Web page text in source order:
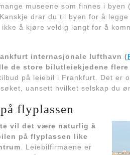
museene som finnes i
drar du til byen for å
ikke å kjøre veldig langt for å
internasjonale lufthavn (
de store bilutleiekjedene
på leiebil i Frankfurt. Det er
uansett hvilket selskap du
flyplassen
vil det være naturlig å
på flyplassen like
. Leiebilfirmaene er